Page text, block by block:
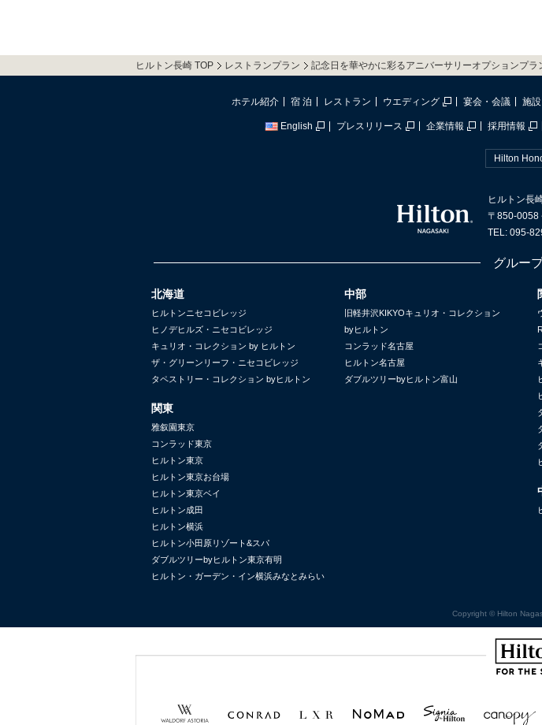
ヒルトン長崎 TOP レストランプラン 記念日を華やかに彩るアニバーサリーオプションプラ
ホテル紹介 宿 泊 レストラン ウエディング 宴会・会議 施
English プレスリリース 企業情報 採用情報
Hilton
ヒルトン長
〒850-0058
TEL: 095-
グルー
北海道
ヒルトンニセコビレッジ
ヒノデヒルズ・ニセコビレッジ
キュリオ・コレクション by ヒルトン
ザ・グリーンリーフ・ニセコビレッジ
タペストリー・コレクション byヒルトン
関東
雅叙園東京
コンラッド東京
ヒルトン東京
ヒルトン東京お台場
ヒルトン東京ベイ
ヒルトン成田
ヒルトン横浜
ヒルトン小田原リゾート&スパ
ダブルツリーbyヒルトン東京有明
ヒルトン・ガーデン・イン横浜みなとみらい
中部
旧軽井沢KIKYOキュリオ・コレクション
byヒルトン
コンラッド名古屋
ヒルトン名古屋
ダブルツリーbyヒルトン富山
Copyright © Hilton
Hilton
Astoria
Hotels &
Resorts